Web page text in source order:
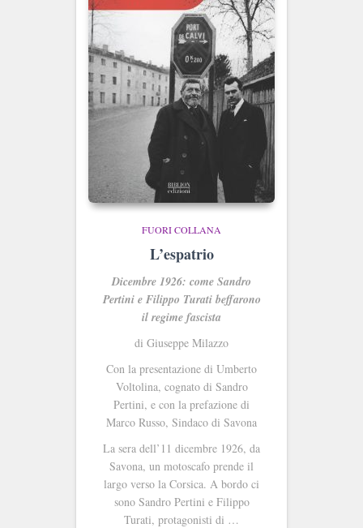
FUORI COLLANA
L’espatrio
Dicembre 1926: come Sandro
Pertini e Filippo Turati beffarono
il regime fascista
di Giuseppe Milazzo
Con la presentazione di Umberto
Voltolina, cognato di Sandro
Pertini, e con la prefazione di
Marco Russo, Sindaco di Savona
La sera dell’11 dicembre 1926, da
Savona, un motoscafo prende il
largo verso la Corsica. A bordo ci
sono Sandro Pertini e Filippo
Turati, protagonisti di …